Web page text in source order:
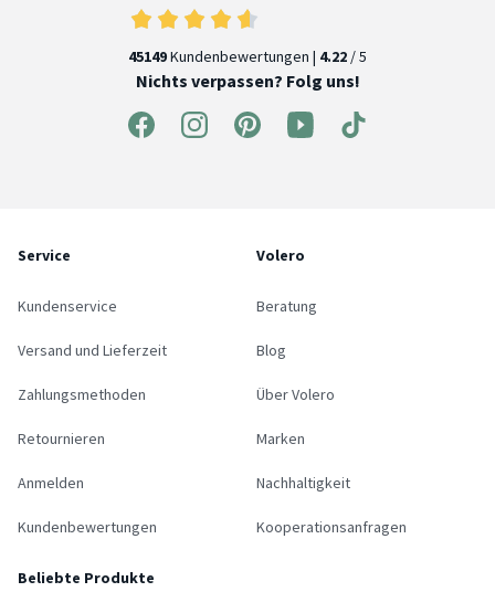
45149Kundenbewertungen | 4.22 / 5
Nichts verpassen? Folg uns!
Service
Kundenservice
Versand und Lieferzeit
Zahlungsmethoden
Retournieren
Anmelden
Kundenbewertungen
Volero
Beratung
Blog
Über Volero
Marken
Nachhaltigkeit
Kooperationsanfragen
Beliebte Produkte